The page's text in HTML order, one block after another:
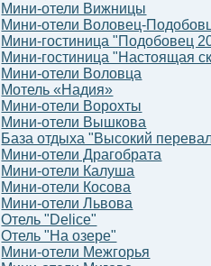
Мини-отели Вижницы
Мини-отели Воловец-
Мини-гостиница "Подобовец
Мини-гостиница "Настоящая
Мини-отели Воловца
Мотель «Надия»
Мини-отели Ворохты
Мини-отели Вышкова
База отдыха "Высокий
Мини-отели Драгобрата
Мини-отели Калуша
Мини-отели Косова
Мини-отели Львова
Отель "Delice"
Отель "На озере"
Мини-отели Межгорья